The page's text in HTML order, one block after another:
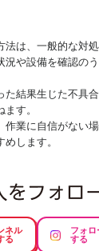
は、一般的な対処
況や設備を確認の
た結果生じた不具
す。
作業に自信がない
します。
ネル
る
フォロ
する